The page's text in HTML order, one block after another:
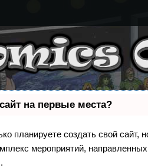
на первые места?
планируете создать свой сайт,
мероприятий,